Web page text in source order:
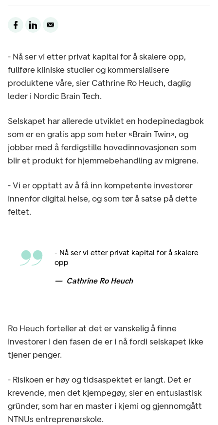
- Nå ser vi etter privat kapital for å skalere opp,
fullføre kliniske studier og kommersialisere
produktene våre, sier Cathrine Ro Heuch, daglig
leder i Nordic Brain Tech.
Selskapet har allerede utviklet en hodepinedagbok
som er en gratis app som heter «Brain Twin», og
jobber med å ferdigstille hovedinnovasjonen som
blir et produkt for hjemmebehandling av migrene.
- Vi er opptatt av å få inn kompetente investorer
innenfor digital helse, og som tør å satse på dette
feltet.
- Nå ser vi etter privat kapital for å skalere
opp
Cathrine Ro Heuch
Ro Heuch forteller at det er vanskelig å finne
investorer i den fasen de er i nå fordi selskapet ikke
tjener penger.
- Risikoen er høy og tidsaspektet er langt. Det er
krevende, men det kjempegøy, sier en entusiastisk
gründer, som har en master i kjemi og gjennomgått
NTNUs entreprenørskole.